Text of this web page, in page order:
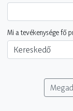
Mi a tevékenysége fő
Kereskedő